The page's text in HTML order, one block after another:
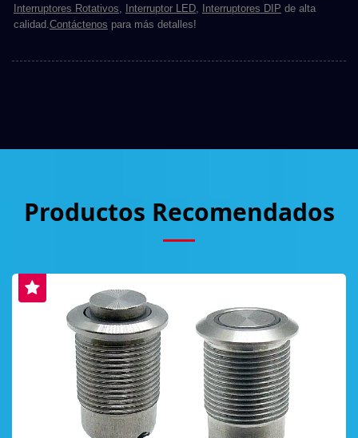
Interruptores Rotativos, Interruptor LED, Interruptores DIP de alta
calidad.Contáctenos para más detalles!
Productos Recomendados